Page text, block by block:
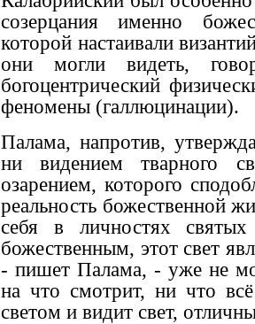
созерцания именно
которой настаивали
они могли видеть,
богоцентрический
феномены (галлю­цинации).
Палама, напротив,
ни видением тварного
озарением, которого
реальность божественной
себя в личностях
божественным, этот свет
- пишет Палама, - уже не
на что смотрит, ни что
светом и видит свет,